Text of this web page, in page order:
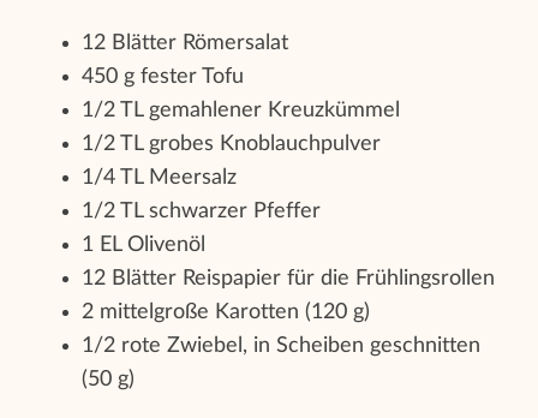
12 Blätter Römersalat
450 g fester Tofu
1/2 TL gemahlener Kreuzkümmel
1/2 TL grobes Knoblauchpulver
1/4 TL Meersalz
1/2 TL schwarzer Pfeffer
1 EL Olivenöl
12 Blätter Reispapier für die Frühlingsrollen
2 mittelgroße Karotten (120 g)
1/2 rote Zwiebel, in Scheiben geschnitten
(50 g)